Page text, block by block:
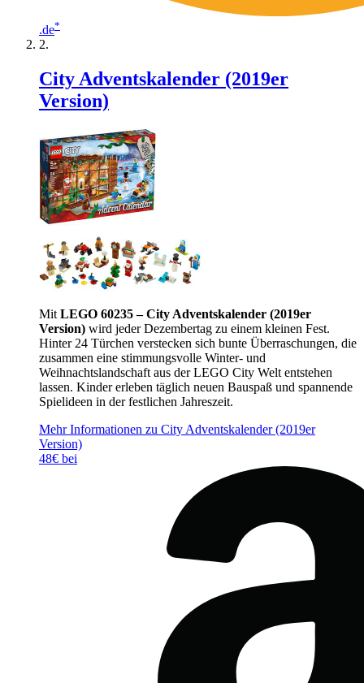
.de*
City Adventskalender (2019er
Version)
Mit LEGO 60235 – City Adventskalender (2019er
Version) wird jeder Dezembertag zu einem kleinen Fest.
Hinter 24 Türchen verstecken sich bunte Überraschungen, die
zusammen eine stimmungsvolle Winter- und
Weihnachtslandschaft aus der LEGO City Welt entstehen
lassen. Kinder erleben täglich neuen Bauspaß und spannende
Spielideen in der festlichen Jahreszeit.
Mehr Informationen zu City Adventskalender (2019er
Version)
48€ bei